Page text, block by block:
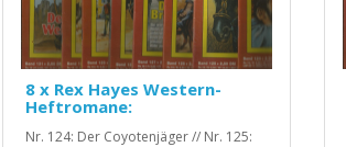
8 x Rex Hayes Western-
Heftromane:
Nr. 124: Der Coyotenjäger // Nr. 125: